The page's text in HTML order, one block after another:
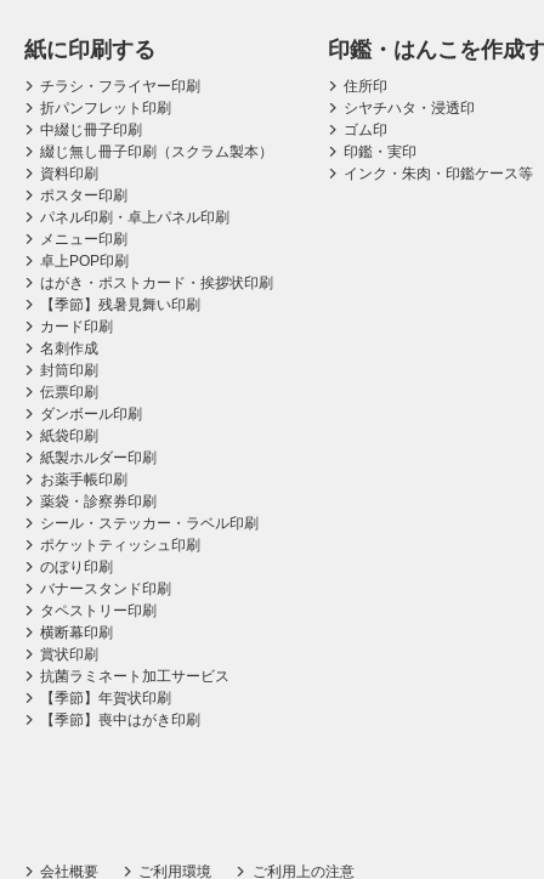
紙に印刷する
チラシ・フライヤー印刷
折パンフレット印刷
中綴じ冊子印刷
綴じ無し冊子印刷（スクラム製本）
資料印刷
ポスター印刷
パネル印刷・卓上パネル印刷
メニュー印刷
卓上POP印刷
はがき・ポストカード・挨拶状印刷
【季節】残暑見舞い印刷
カード印刷
名刺作成
封筒印刷
伝票印刷
ダンボール印刷
紙袋印刷
紙製ホルダー印刷
お薬手帳印刷
薬袋・診察券印刷
シール・ステッカー・ラベル印刷
ポケットティッシュ印刷
のぼり印刷
バナースタンド印刷
タペストリー印刷
横断幕印刷
賞状印刷
抗菌ラミネート加工サービス
【季節】年賀状印刷
【季節】喪中はがき印刷
印鑑・はんこを作成
住所印
シヤチハタ・浸透印
ゴム印
印鑑・実印
インク・朱肉・印鑑ケース等
会社概要 ご利用環境 ご利用上の注意